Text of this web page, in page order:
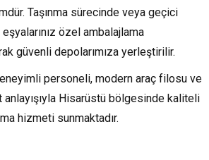
Taşınma sürecinde veya geçici
özel ambalajlama
güvenli depolarımıza yerleştirilir.
personeli, modern araç filosu ve
anlayışıyla Hisarüstü bölgesinde kaliteli
hizmeti sunmaktadır.